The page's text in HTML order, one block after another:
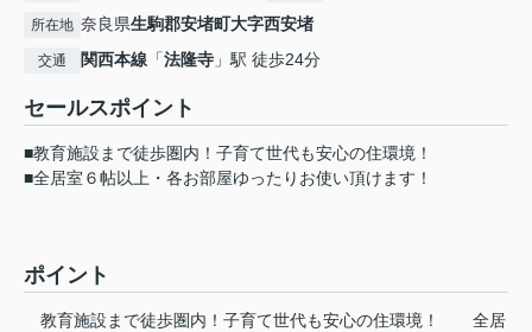
所在地 奈良県生駒郡安堵町大字西安堵
交通 関西本線 「法隆寺 」駅 徒歩24分
セールスポイント
■教育施設まで徒歩圏内！子育て世代も安心の住環境！
■全居室６帖以上・各お部屋ゆったりお使い頂けます！
ポイント
教育施設まで徒歩圏内！子育て世代も安心の住環境！
全居